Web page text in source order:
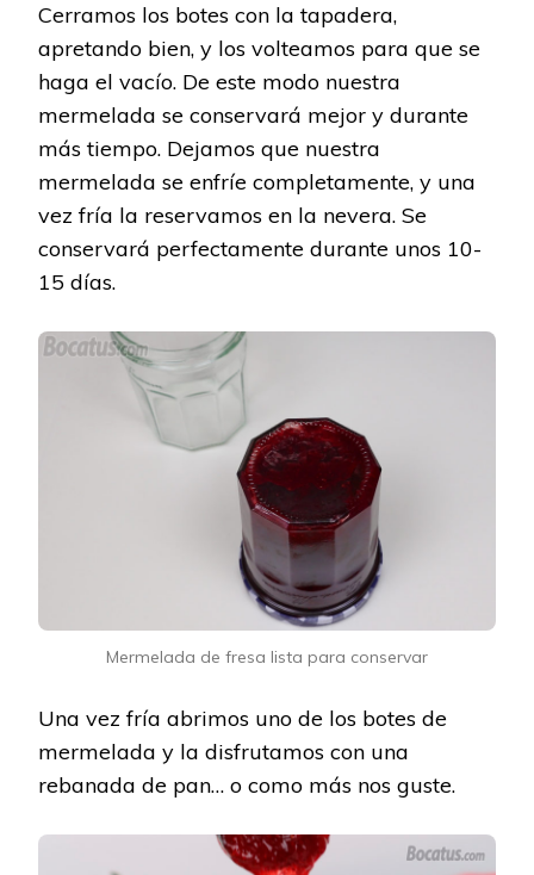
Cerramos los botes con la tapadera,
apretando bien, y los volteamos para que se
haga el vacío. De este modo nuestra
mermelada se conservará mejor y durante
más tiempo. Dejamos que nuestra
mermelada se enfríe completamente, y una
vez fría la reservamos en la nevera. Se
conservará perfectamente durante unos 10-
15 días.
Mermelada de fresa lista para conservar
Una vez fría abrimos uno de los botes de
mermelada y la disfrutamos con una
rebanada de pan… o como más nos guste.